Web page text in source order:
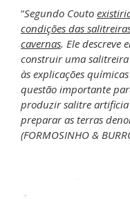
“Segundo Couto
condições das
cavernas. Ele descreve
construir uma
às explicações
questão importante
produzir salitre artificia
preparar as terras
(FORMOSINHO &